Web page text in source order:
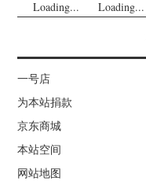
Loading... Loading...
一号店
为本站捐款
京东商城
本站空间
网站地图